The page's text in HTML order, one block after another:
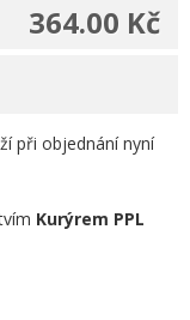
364.00 Kč
při objednání nyní
Kurýrem PPL